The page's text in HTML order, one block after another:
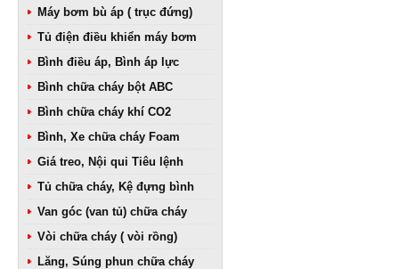
Máy bơm bù áp ( trục đứng)
Tủ điện điều khiển máy bơm
Bình điều áp, Bình áp lực
Bình chữa cháy bột ABC
Bình chữa cháy khí CO2
Bình, Xe chữa cháy Foam
Giá treo, Nội qui Tiêu lệnh
Tủ chữa cháy, Kệ đựng bình
Van góc (van tủ) chữa cháy
Vòi chữa cháy ( vòi rồng)
Lăng, Súng phun chữa cháy